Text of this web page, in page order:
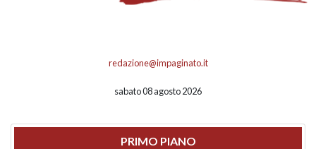
redazione@impaginato.it
sabato 08 agosto 2026
PRIMO PIANO